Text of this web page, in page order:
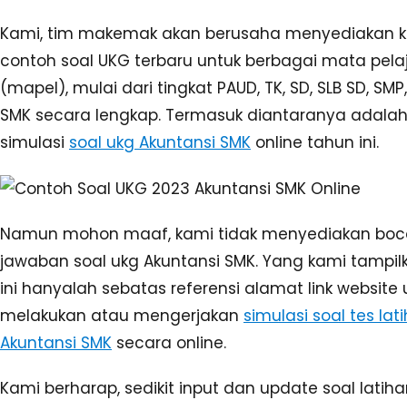
Kami, tim makemak akan berusaha menyediakan
contoh soal UKG terbaru untuk berbagai mata
(mapel), mulai dari tingkat PAUD, TK, SD, SLB SD,
SMK secara lengkap. Termasuk diantaranya
simulasi soal ukg Akuntansi SMK online tahun ini.
Namun mohon maaf, kami tidak menyediakan
jawaban soal ukg Akuntansi SMK. Yang kami
ini hanyalah sebatas referensi alamat link website
melakukan atau mengerjakan simulasi soal tes
Akuntansi SMK secara online.
Kami berharap, sedikit input dan update soal